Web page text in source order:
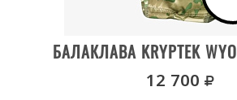
БАЛАКЛАВА KRYPTEK
12 700